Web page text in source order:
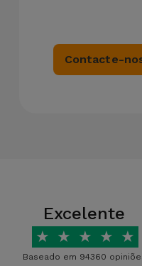
Contacte-
Excelente
★ ★ ★ ★ ★
Baseado em 94360